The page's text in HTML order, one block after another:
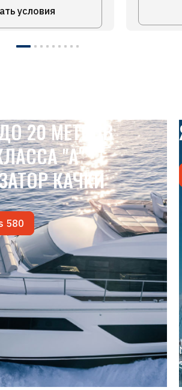
условия
20 МЕТРОВ
"А"
КАЧКИ
580